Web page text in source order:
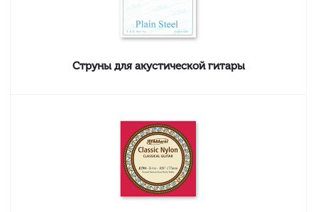
Струны для акустической гитары